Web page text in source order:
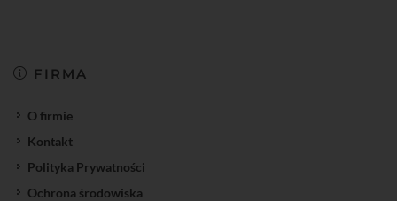
FIRMA
O firmie
Kontakt
Polityka Prywatności
Ochrona środowiska